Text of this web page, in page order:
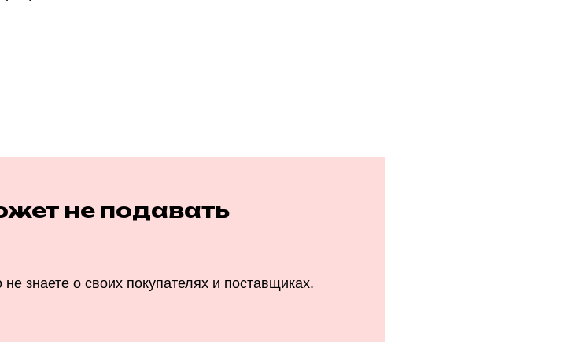
не подавать
знаете о своих покупателях и поставщиках.